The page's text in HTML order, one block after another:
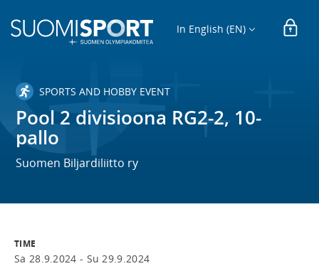
In English (EN)
SPORTS AND HOBBY EVENT
Pool 2 divisioona RG2-2, 10-
pallo
Suomen Biljardiliitto ry
TIME
Sa 28.9.2024 - Su 29.9.2024